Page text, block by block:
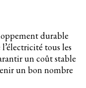
durable
tous les
un coût stable
un bon nombre